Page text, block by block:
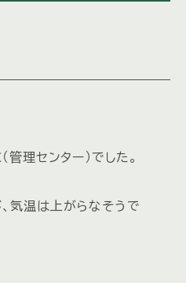
理センター）でした。
気温は上がらなそうで